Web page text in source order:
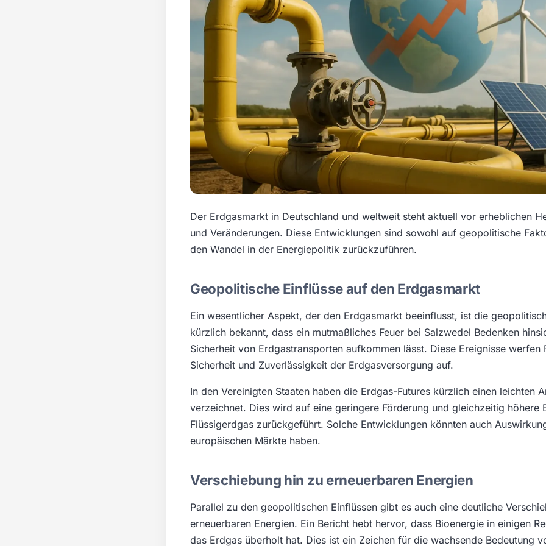
Der Erdgasmarkt in Deutschland und weltweit steht aktuell vor erheblichen
und Veränderungen. Diese Entwicklungen sind sowohl auf geopolitische
den Wandel in der Energiepolitik zurückzuführen.
Geopolitische Einflüsse auf den Erdgasmarkt
Ein wesentlicher Aspekt, der den Erdgasmarkt beeinflusst, ist die
kürzlich bekannt, dass ein mutmaßliches Feuer bei Salzwedel Bedenken
Sicherheit von Erdgastransporten aufkommen lässt. Diese Ereignisse werfen
Sicherheit und Zuverlässigkeit der Erdgasversorgung auf.
In den Vereinigten Staaten haben die Erdgas-Futures kürzlich einen leichten
verzeichnet. Dies wird auf eine geringere Förderung und gleichzeitig höhere
Flüssigerdgas zurückgeführt. Solche Entwicklungen könnten auch
europäischen Märkte haben.
Verschiebung hin zu erneuerbaren Energien
Parallel zu den geopolitischen Einflüssen gibt es auch eine deutliche
erneuerbaren Energien. Ein Bericht hebt hervor, dass Bioenergie in einigen
das Erdgas überholt hat. Dies ist ein Zeichen für die wachsende Bedeutung